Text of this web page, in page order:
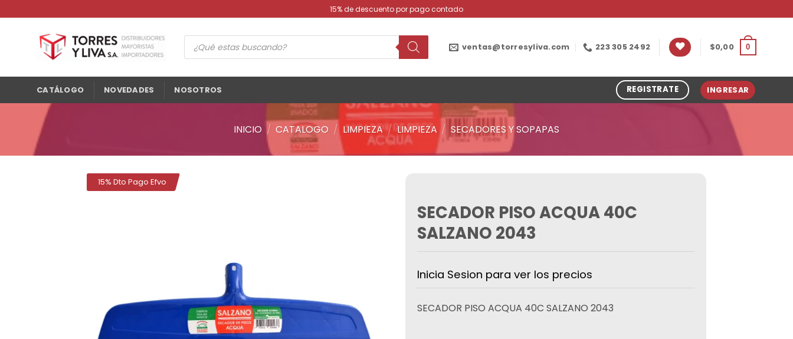
al
contenido
15% de descuento por pago contado
Búsqueda
productos
ventas@torresyliva.com 223 305 2492 $0,00 0
CATÁLOGO NOVEDADES NOSOTROS REGISTRATE INGRESAR
INICIO / CATALOGO / LIMPIEZA / LIMPIEZA / SECADORES Y SOPAPAS
15% Dto Pago Efvo
SECADOR PISO ACQUA 40C
SALZANO 2043
Inicia Sesion para ver los precios
SECADOR PISO ACQUA 40C SALZANO 2043